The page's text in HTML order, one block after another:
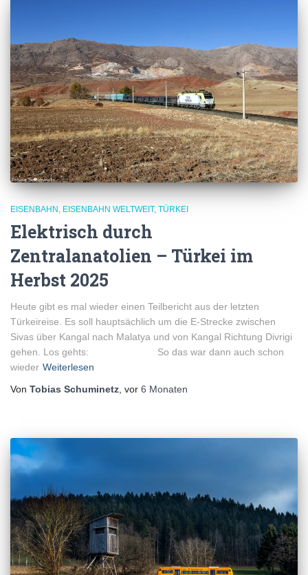
EISENBAHN EISENBAHN WELTWEIT TÜRKEI
Elektrisch durch
Zentralanatolien – Türkei im
Herbst 2025
Heute gibt es mal wieder einen Teilbericht aus der letzten
Türkeireise. Es soll hauptsächlich um die E-Strecke zwischen
Sivas über Kangal nach Malatya und von Kangal Richtung Divrigi
gehen. Los gehts: So das war dann auch schon
wieder Weiterlesen
Von Tobias Schuminetz, vor 6 Monaten